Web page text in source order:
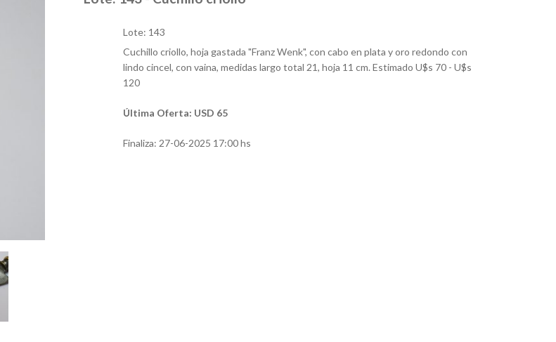
Lote: 143
Cuchillo criollo, hoja gastada "Franz Wenk", con cabo en plata y oro redondo con
lindo cincel, con vaina, medidas largo total 21, hoja 11 cm. Estimado U$s 70 - U$s
120
Última Oferta: USD 65
Finaliza: 27-06-2025 17:00 hs